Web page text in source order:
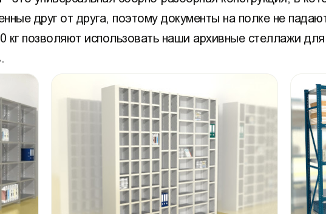
друг от друга, поэтому документы на полке не
позволяют использовать наши архивные стеллажи для